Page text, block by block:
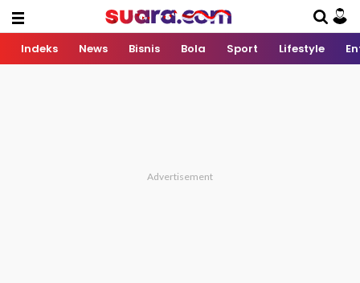
Indeks News Bisnis Bola Sport Lifestyle